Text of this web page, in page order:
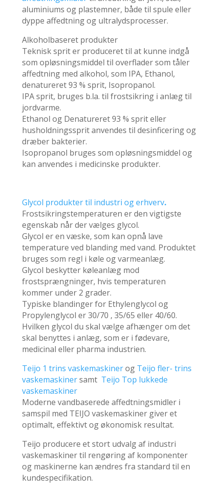
aluminiums og plastemner, både til spule eller
dyppe affedtning og ultralydsprocesser.
Alkoholbaseret produkter
Teknisk sprit er produceret til at kunne indgå
som opløsningsmiddel til overflader som tåler
affedtning med alkohol, som IPA, Ethanol,
denatureret 93 % sprit, Isopropanol.
IPA sprit, bruges b.la. til frostsikring i anlæg til
jordvarme.
Ethanol og Denatureret 93 % sprit eller
husholdningssprit anvendes til desinficering og
dræber bakterier.
Isopropanol bruges som opløsningsmiddel og
kan anvendes i medicinske produkter.
Glycol produkter til industri og erhverv.
Frostsikringstemperaturen er den vigtigste
egenskab når der vælges glycol.
Glycol er en væske, som kan opnå lave
temperature ved blanding med vand. Produktet
bruges som regl i køle og varmeanlæg.
Glycol beskytter køleanlæg mod
frostsprængninger, hvis temperaturen
kommer under 2 grader.
Typiske blandinger for Ethylenglycol og
Propylenglycol er 30/70 , 35/65 eller 40/60.
Hvilken glycol du skal vælge afhænger om det
skal benyttes i anlæg, som er i fødevare,
medicinal eller pharma industrien.
Teijo 1 trins vaskemaskinerog Teijo fler- trins
vaskemaskinersamt Teijo Top lukkede
vaskemaskiner
Moderne vandbaserede affedtningsmidler i
samspil med TEIJO vaskemaskiner giver et
optimalt, effektivt og økonomisk resultat.
Teijo producere et stort udvalg af industri
vaskemaskiner til rengøring af komponenter
og maskinerne kan ændres fra standard til en
kundespecifikation.